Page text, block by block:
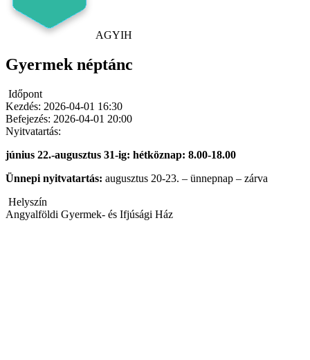
AGYIH
Gyermek néptánc
Időpont
Kezdés: 2026-04-01 16:30
Befejezés: 2026-04-01 20:00
Nyitvatartás:
június 22.-augusztus 31-ig: hétköznap: 8.00-18.00
Ünnepi nyitvatartás: augusztus 20-23. – ünnepnap – zárva
Helyszín
Angyalföldi Gyermek- és Ifjúsági Ház